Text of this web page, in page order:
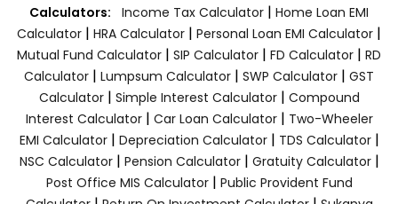
Calculators: Income Tax Calculator | Home Loan EMI
Calculator | HRA Calculator | Personal Loan EMI Calculator |
Mutual Fund Calculator | SIP Calculator | FD Calculator | RD
Calculator | Lumpsum Calculator | SWP Calculator | GST
Calculator| Simple Interest Calculator| Compound
Interest Calculator| Car Loan Calculator| Two-Wheeler
EMI Calculator| Depreciation Calculator| TDS Calculator|
NSC Calculator| Pension Calculator| Gratuity Calculator|
Post Office MIS Calculator| Public Provident Fund